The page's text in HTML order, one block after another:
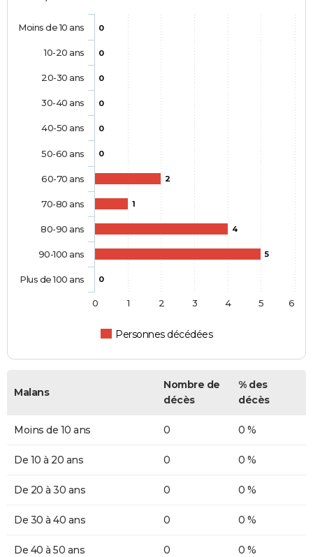
0
0
0
0
0
0
2
1
4
5
0
Personnes décédées
Moins de 10 ans
10-20 ans
20-30 ans
30-40 ans
40-50 ans
50-60 ans
60-70 ans
70-80 ans
80-90 ans
90-100 ans
Plus de 100 ans
0 1 2 3 4 5 6
Malans
Nombre de
décès
% des
décès
Moins de 10 ans 0 0 %
De 10 à 20 ans 0 0 %
De 20 à 30 ans 0 0 %
De 30 à 40 ans 0 0 %
De 40 à 50 ans 0 0 %